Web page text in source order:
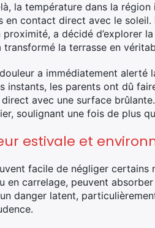
la température dans la
en contact direct avec le
proximité, a décidé d’explorer
transformé la terrasse en
a immédiatement alerté
instants, les parents ont dû
avec une surface
soulignant une fois de plus
estivale et
facile de négliger certains
en carrelage, peuvent
danger latent,